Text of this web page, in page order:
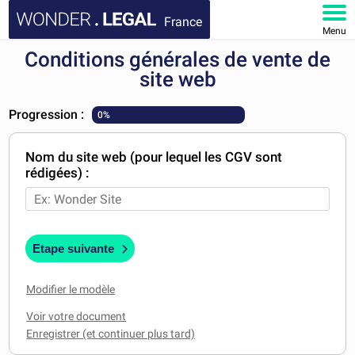
France
Menu
ACCUEIL
MON COMPTE
Conditions générales de vente de
site web
Progression : 0%
Nom du site web (pour lequel les CGV sont
rédigées) :
Etape suivante
Modifier le modèle
Voir votre document